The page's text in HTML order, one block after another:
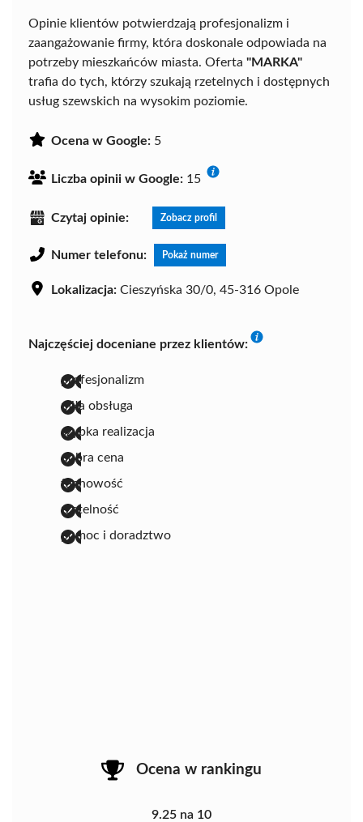
Opinie klientów potwierdzają profesjonalizm i
zaangażowanie firmy, która doskonale odpowiada na
potrzeby mieszkańców miasta. Oferta "MARKA"
trafia do tych, którzy szukają rzetelnych i dostępnych
usług szewskich na wysokim poziomie.
Ocena w Google: 5
Liczba opinii w Google: 15
Czytaj opinie: Zobacz profil
Numer telefonu: Pokaż numer
Lokalizacja: Cieszyńska 30/0, 45-316 Opole
Najczęściej doceniane przez klientów:
profesjonalizm
miła obsługa
szybka realizacja
dobra cena
fachowość
rzetelność
pomoc i doradztwo
Ocena w rankingu
9.25 na 10